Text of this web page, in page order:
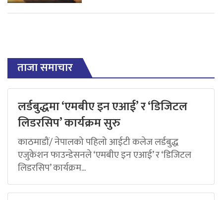
ताजा समाचार
लर्डबुद्धमा ‘एमबीए इन एआई’ र ‘डिजिटल
लिडरसिप’ कार्यक्रम सुरु
काठमाडौं/ नेपालको पहिलो आईटी कलेज लर्डबुद्ध
एजुकेशन फाउन्डेसनले ‘एमबीए इन एआई’ र ‘डिजिटल
लिडरसिप’ कार्यक्रम...